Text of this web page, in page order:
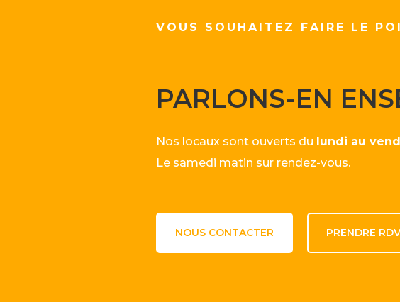
VOUS SOUHAITEZ FAIRE LE
PARLONS-EN
Nos locaux sont ouverts du lundi au
Le samedi matin sur rendez-vous.
NOUS CONTACTER PRENDRE RDV